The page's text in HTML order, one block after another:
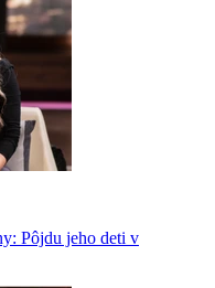
Pôjdu jeho deti v